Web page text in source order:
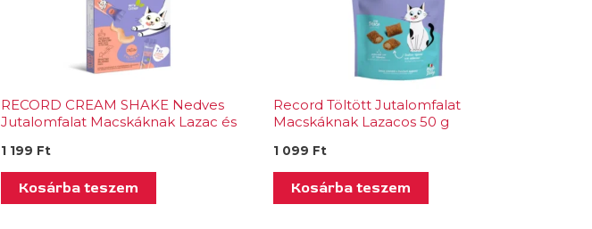
RECORD CREAM SHAKE Nedves
Jutalomfalat Macskáknak Lazac és
1 199 Ft
Kosárba teszem
Record Töltött Jutalomfalat
Macskáknak Lazacos 50 g
1 099 Ft
Kosárba teszem